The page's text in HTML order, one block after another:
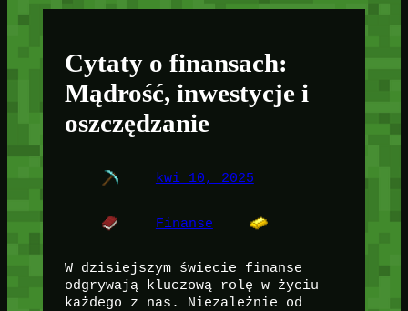
Cytaty o finansach:
Mądrość, inwestycje i
oszczędzanie
kwi 10, 2025
Finanse
W dzisiejszym świecie finanse
odgrywają kluczową rolę w życiu
każdego z nas. Niezależnie od